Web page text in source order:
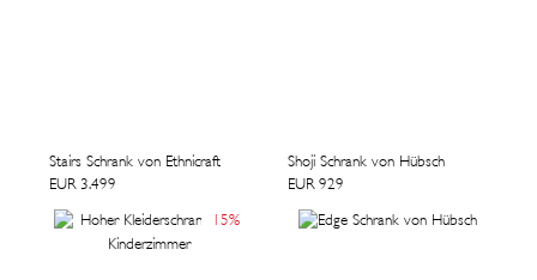
Stairs Schrank von Ethnicraft
EUR 3.499
Shoji Schrank von Hübsch
EUR 929
15%